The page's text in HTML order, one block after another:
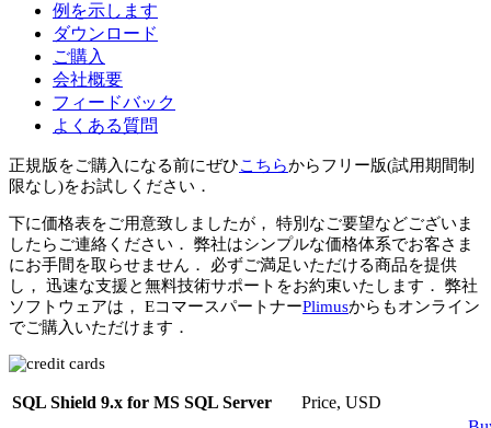
例を示します
ダウンロード
ご購入
会社概要
フィードバック
よくある質問
正規版をご購入になる前にぜひこちらからフリー版(試用期間制
限なし)をお試しください．
下に価格表をご用意致しましたが， 特別なご要望などございま
したらご連絡ください． 弊社はシンプルな価格体系でお客さま
にお手間を取らせません． 必ずご満足いただける商品を提供
し， 迅速な支援と無料技術サポートをお約束いたします． 弊社
ソフトウェアは， EコマースパートナーPlimusからもオンライン
でご購入いただけます．
SQL Shield 9.x for MS SQL Server
Price, USD